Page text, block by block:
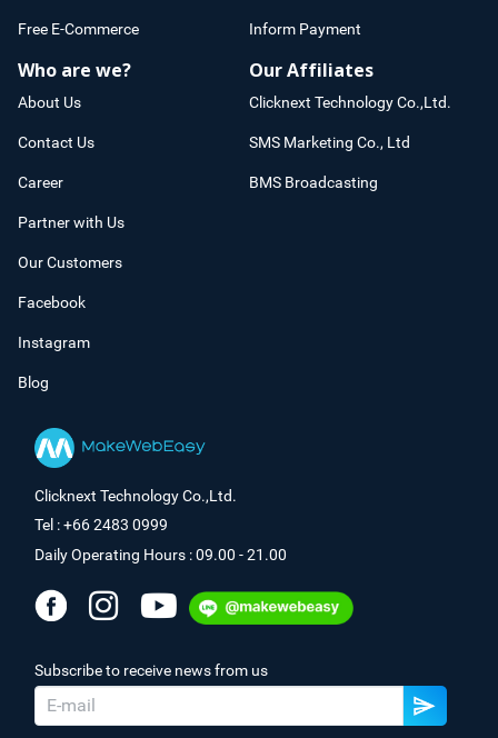
Free E-Commerce Inform Payment
Who are we?
About Us
Contact Us
Career
Partner with Us
Our Customers
Facebook
Instagram
Blog
Our Affiliates
Clicknext Technology Co.,Ltd.
SMS Marketing Co., Ltd
BMS Broadcasting
Clicknext Technology Co.,Ltd.
Tel : +66 2483 0999
Daily Operating Hours : 09.00 - 21.00
Subscribe to receive news from us